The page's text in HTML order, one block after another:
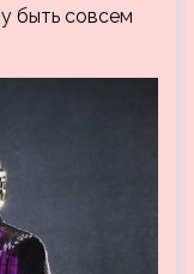
быть совсем